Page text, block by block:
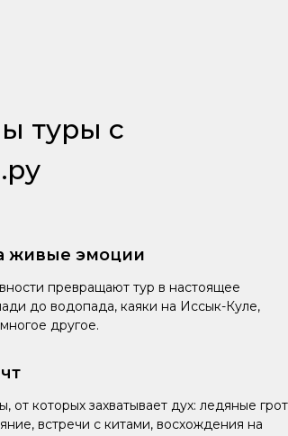
туры с
живые эмоции
превращают тур в настоящее
до водопада, каяки на Иссык-Куле,
другое.
которых захватывает дух: ледяные
встречи с китами, восхождения на